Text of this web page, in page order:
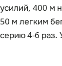
усилий, 400 м
50 м легким
серию 4-6 раз.